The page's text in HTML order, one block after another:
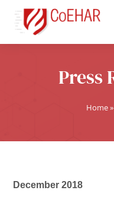
Press
Home»
December 2018